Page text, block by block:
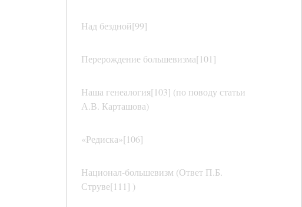
Над бездной[99]
Перерождение большевизма[101]
Наша генеалогия[103] (по поводу статьи
А.В. Карташова)
«Редиска»[106]
Национал-большевизм (Ответ П.Б.
Струве[111] )